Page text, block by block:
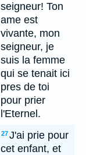
seigneur! Ton
ame est
vivante, mon
seigneur, je
suis la femme
qui se tenait ici
pres de toi
pour prier
l'Eternel.
27J'ai prie pour
cet enfant, et